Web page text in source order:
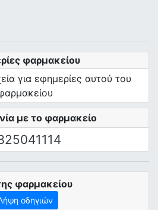
με το φαρμακείο
φαρμακείου
για εφημερίες αυτού του
φαρμακείου
οδηγιών